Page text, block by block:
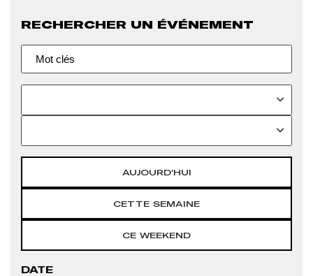
RECHERCHER UN ÉVÉNEMENT
AUJOURD'HUI
CETTE SEMAINE
CE WEEKEND
DATE